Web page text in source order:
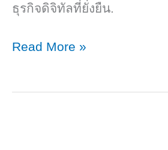
ธุรกิจดิจิทัลที่ยั่งยืน.
อี
Read More »